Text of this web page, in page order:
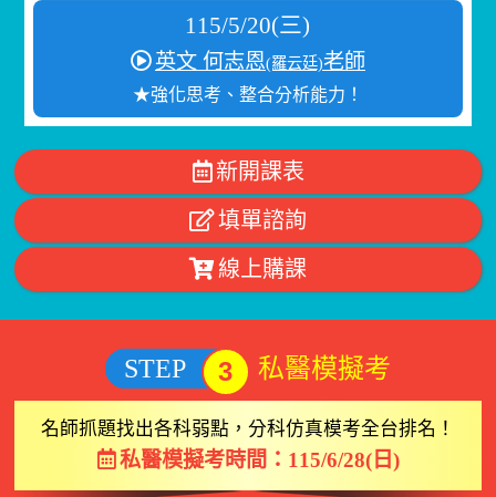
115/5/20(三)
英文 何志恩(羅云廷)老師
★強化思考、整合分析能力！
新開課表
填單諮詢
線上購課
STEP 3 私醫模擬考
名師抓題找出各科弱點，分科仿真模考全台排名！
私醫模擬考時間：115/6/28(日)